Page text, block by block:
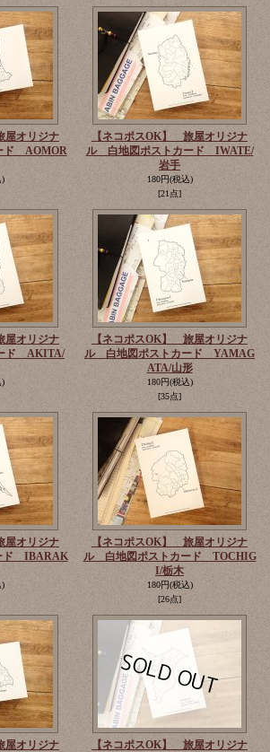
屋オリジナ
ド AOMOR
)
【ネコポスOK】 旅屋オリジナ
ル 白地図ポストカード IWATE/
岩手
180円(税込)
[21点]
屋オリジナ
ド AKITA/
)
【ネコポスOK】 旅屋オリジナ
ル 白地図ポストカード YAMAG
ATA/山形
180円(税込)
[35点]
屋オリジナ
ド IBARAK
)
【ネコポスOK】 旅屋オリジナ
ル 白地図ポストカード TOCHIG
I/栃木
180円(税込)
[26点]
屋オリジナ
【ネコポスOK】 旅屋オリジナ